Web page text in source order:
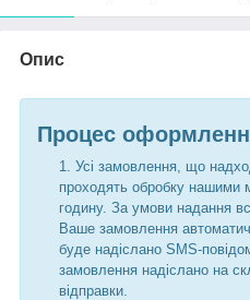
Опис
Процес
Усі замовлення, що
проходять обробку нашими
годину. За умови надання
Ваше замовлення
буде надіслано SMS-
замовлення надіслано на
відправки.